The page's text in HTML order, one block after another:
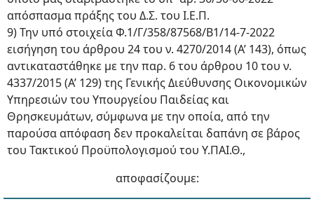
απόσπασμα πράξης του Δ.Σ. του Ι.Ε.Π.
9) Την υπό στοιχεία Φ.1/Γ/358/87568/B1/14-7-2022
εισήγηση του άρθρου 24 του ν. 4270/2014 (Α’ 143), όπως
αντικαταστάθηκε με την παρ. 6 του άρθρου 10 του ν.
4337/2015 (Α’ 129) της Γενικής Διεύθυνσης Οικονομικών
Υπηρεσιών του Υπουργείου Παιδείας και
Θρησκευμάτων, σύμφωνα με την οποία, από την
παρούσα απόφαση δεν προκαλείται δαπάνη σε βάρος
του Τακτικού Προϋπολογισμού του Υ.ΠΑΙ.Θ.,
αποφασίζουμε: